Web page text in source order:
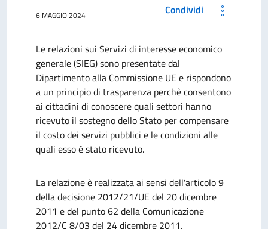
6 MAGGIO 2024 Condividi
Le relazioni sui Servizi di interesse economico
generale (SIEG) sono presentate dal
Dipartimento alla Commissione UE e rispondono
a un principio di trasparenza perchè consentono
ai cittadini di conoscere quali settori hanno
ricevuto il sostegno dello Stato per compensare
il costo dei servizi pubblici e le condizioni alle
quali esso è stato ricevuto.
La relazione è realizzata ai sensi dell'articolo 9
della decisione 2012/21/UE del 20 dicembre
2011 e del punto 62 della Comunicazione
2012/C 8/03 del 24 dicembre 2011.